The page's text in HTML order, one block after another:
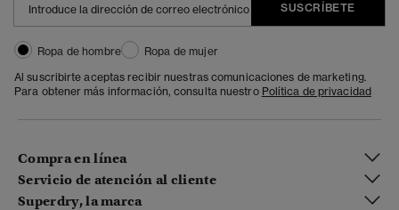
SUSCRÍBETE
Ropa de hombre
Ropa de mujer
Al suscribirte aceptas recibir nuestras comunicaciones de marketing.
Para obtener más información, consulta nuestro Política de privacidad
Compra en línea
Servicio de atención al cliente
Superdry, la marca